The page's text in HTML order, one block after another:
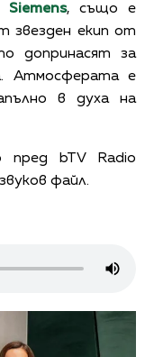
Siemens, също е
звезден екип от
допринасят за
Атмосферата е
в духа на
пред bTV Radio
файл.